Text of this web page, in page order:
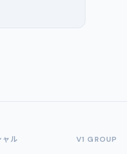
ル V1 GROUP